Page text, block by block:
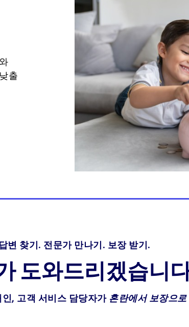
출
답변 찾기. 전문가 만나기. 보장 받기.
도와드리겠습니
, 고객 서비스 담당자가 혼란에서 보장으